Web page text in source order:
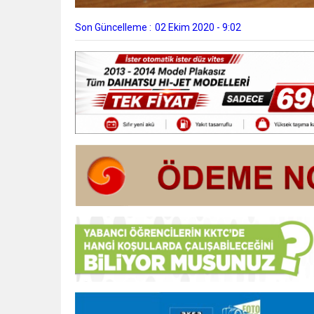
Son Güncelleme : 02 Ekim 2020 - 9:02